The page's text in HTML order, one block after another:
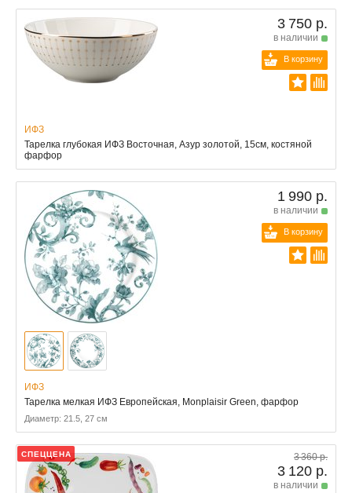
3 750 р.
в наличии
В корзину
ИФЗ
Тарелка глубокая ИФЗ Восточная, Азур золотой, 15см, костяной
фарфор
1 990 р.
в наличии
В корзину
ИФЗ
Тарелка мелкая ИФЗ Европейская, Monplaisir Green, фарфор
Диаметр: 21.5, 27 см
СПЕЦЦЕНА 3 360 р.
3 120 р.
в наличии